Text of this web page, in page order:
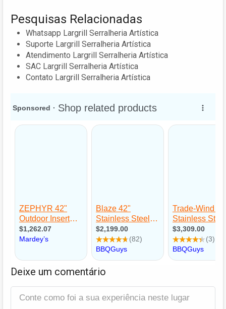
Pesquisas Relacionadas
Whatsapp Largrill Serralheria Artística
Suporte Largrill Serralheria Artística
Atendimento Largrill Serralheria Artística
SAC Largrill Serralheria Artística
Contato Largrill Serralheria Artística
Deixe um comentário